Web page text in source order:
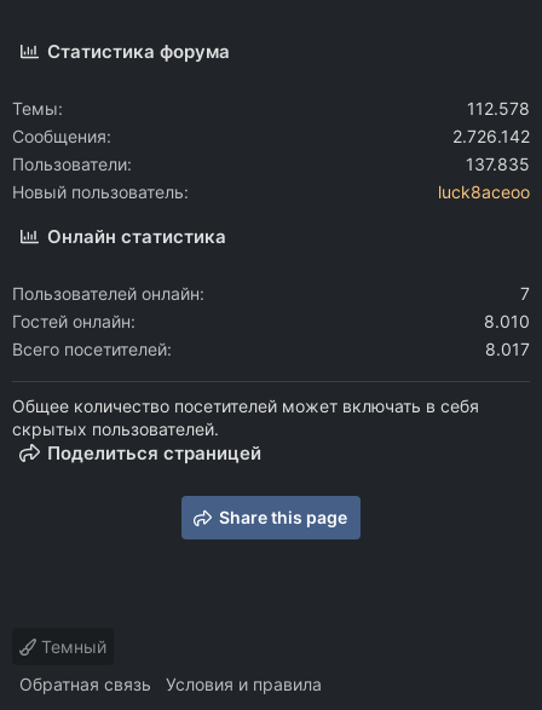
Статистика форума
Темы
112.578
Сообщения
2.726.142
Пользователи
137.835
Новый пользователь
luck8aceoo
Онлайн статистика
Пользователей онлайн
7
Гостей онлайн
8.010
Всего посетителей
8.017
Общее количество посетителей может включать в себя
скрытых пользователей.
Поделиться страницей
Share this page
Темный
Обратная связь
Условия и правила